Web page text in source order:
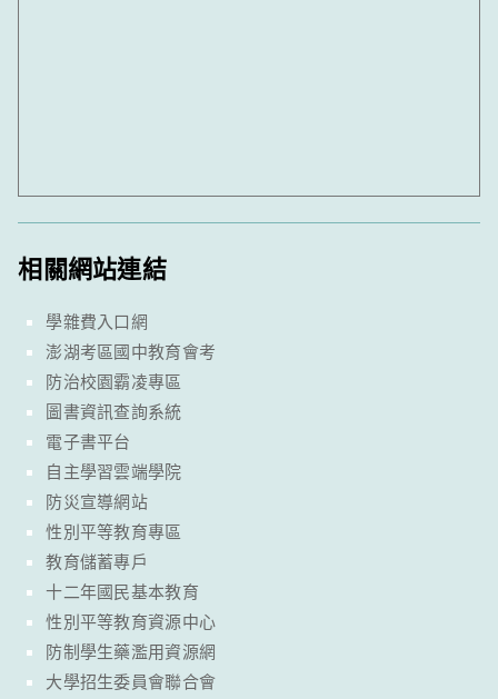
相關網站連結
學雜費入口網
澎湖考區國中教育會考
防治校園霸凌專區
圖書資訊查詢系統
電子書平台
自主學習雲端學院
防災宣導網站
性別平等教育專區
教育儲蓄專戶
十二年國民基本教育
性別平等教育資源中心
防制學生藥濫用資源網
大學招生委員會聯合會